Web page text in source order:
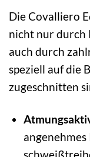
Die Covalliero
nicht nur durch
auch durch
speziell auf die
zugeschnitten